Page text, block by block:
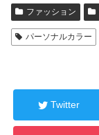
ファッション
パーソナルカラー
Twitter